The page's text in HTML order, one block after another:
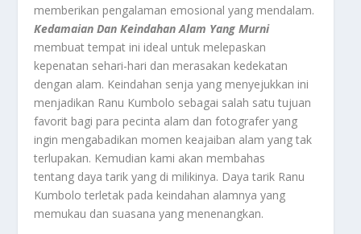
memberikan pengalaman emosional yang mendalam.
Kedamaian Dan Keindahan Alam Yang Murni
membuat tempat ini ideal untuk melepaskan
kepenatan sehari-hari dan merasakan kedekatan
dengan alam. Keindahan senja yang menyejukkan ini
menjadikan Ranu Kumbolo sebagai salah satu tujuan
favorit bagi para pecinta alam dan fotografer yang
ingin mengabadikan momen keajaiban alam yang tak
terlupakan. Kemudian kami akan membahas
tentang daya tarik yang di milikinya. Daya tarik Ranu
Kumbolo terletak pada keindahan alamnya yang
memukau dan suasana yang menenangkan.